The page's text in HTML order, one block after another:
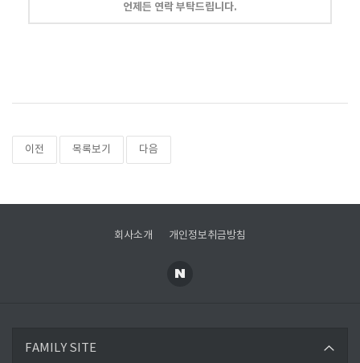
언제든 연락 부탁드립니다.
이전 목록보기 다음
회사소개 개인정보취금방침
FAMILY SITE
한국환경공단